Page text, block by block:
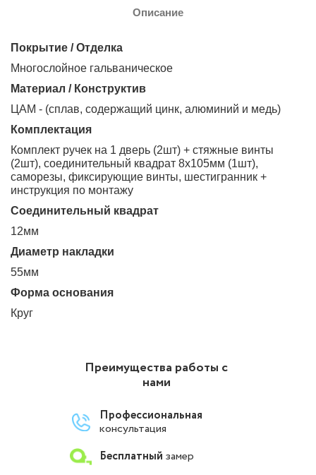
Описание
Покрытие / Отделка
Многослойное гальваническое
Материал / Конструктив
ЦАМ - (сплав, содержащий цинк, алюминий и медь)
Комплектация
Комплект ручек на 1 дверь (2шт) + стяжные винты
(2шт), соединительный квадрат 8х105мм (1шт),
саморезы, фиксирующие винты, шестигранник +
инструкция по монтажу
Соединительный квадрат
12мм
Диаметр накладки
55мм
Форма основания
Круг
Преимущества работы с
нами
Профессиональная
консультация
Бесплатный замер